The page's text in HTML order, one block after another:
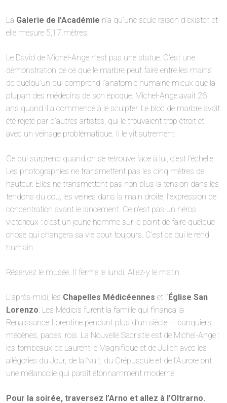
La Galerie de l’Académie n’a qu’une seule raison d’exister, et
elle mesure 5,17 mètres.
Le David de Michel-Ange n’est pas une statue. C’est une
démonstration de ce que le marbre peut faire entre les mains
de quelqu’un qui comprend l’anatomie humaine mieux que la
plupart des médecins de son époque. Michel-Ange avait 26
ans quand il a commencé à le sculpter. Le bloc de marbre avait
été rejeté par d’autres artistes, qui le trouvaient trop étroit et
avec un veinage problématique. Il le vit autrement.
Ce qui surprend quand on se retrouve face à lui, c’est l’échelle.
Les photographies ne transmettent pas les cinq mètres de
hauteur. Elles ne transmettent pas non plus la tension dans les
tendons du cou, les veines dans la main droite, l’expression de
concentration avant le lancement. Ce n’est pas un héros
victorieux : c’est un jeune homme sur le point de faire quelque
chose qui changera sa vie pour toujours. C’est ce qui le rend
humain.
Réservez le musée. Il ferme le lundi. Allez-y le matin.
L’après-midi, les Chapelles Médicéennes et l’ Église San
Lorenzo. Les Médicis furent la famille qui finança la
Renaissance florentine pendant plus d’un siècle — banquiers,
mécènes, papes, rois. La Nouvelle Sacristie est de Michel-Ange :
les tombeaux de Laurent le Magnifique et de Julien avec les
allégories du Jour, de la Nuit, du Crépuscule et de l’Aurore ont
une mélancolie qui paraît étonnamment moderne.
Pour la soirée, traversez l’Arno et allez à l’Oltrarno.